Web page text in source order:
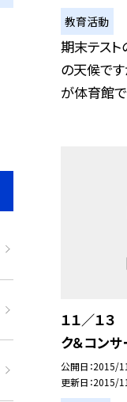
教育活動
期末テスト
の天候で
が体育館
１１／１
ク＆コン
公開日 2015/
更新日 2015/